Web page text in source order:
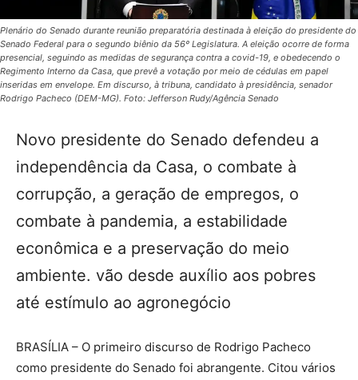
Plenário do Senado durante reunião preparatória destinada à eleição do presidente do
Senado Federal para o segundo biênio da 56º Legislatura. A eleição ocorre de forma
presencial, seguindo as medidas de segurança contra a covid-19, e obedecendo o
Regimento Interno da Casa, que prevê a votação por meio de cédulas em papel
inseridas em envelope. Em discurso, à tribuna, candidato à presidência, senador
Rodrigo Pacheco (DEM-MG). Foto: Jefferson Rudy/Agência Senado
Novo presidente do Senado defendeu a
independência da Casa, o combate à
corrupção, a geração de empregos, o
combate à pandemia, a estabilidade
econômica e a preservação do meio
ambiente. vão desde auxílio aos pobres
até estímulo ao agronegócio
BRASÍLIA – O primeiro discurso de Rodrigo Pacheco
como presidente do Senado foi abrangente. Citou vários